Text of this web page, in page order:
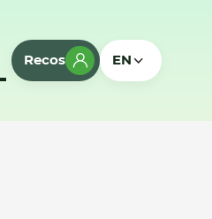
Recos EN